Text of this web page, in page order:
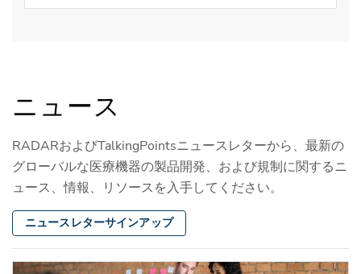
ニュース
RADARおよびTalkingPointsニュースレターから、最新の
グローバルな医療機器の製品開発、および規制に関するニ
ュース、情報、リソースを入手してください。
ニュースレターサインアップ